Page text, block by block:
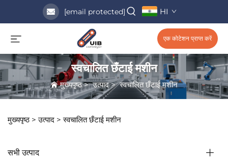
[email protected] HI
एक कोटेशन प्राप्त करें
स्वचालित छँटाई मशीन
मुख्यपृष्ठ>उत्पाद>स्वचालित छँटाई मशीन
मुख्यपृष्ठ > उत्पाद >स्वचालित छँटाई मशीन
सभी उत्पाद